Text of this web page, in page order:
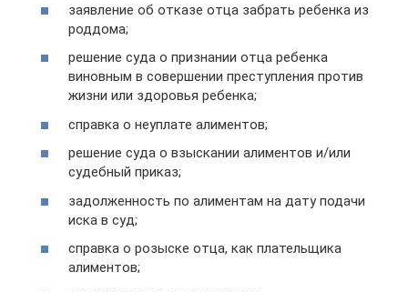
заявление об отказе отца забрать ребенка из
роддома;
решение суда о признании отца ребенка
виновным в совершении преступления против
жизни или здоровья ребенка;
справка о неуплате алиментов;
решение суда о взыскании алиментов и/или
судебный приказ;
задолженность по алиментам на дату подачи
иска в суд;
справка о розыске отца, как плательщика
алиментов;